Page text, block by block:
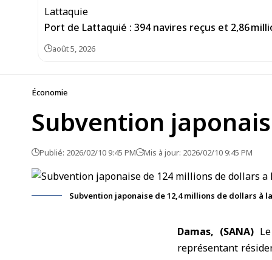
Port de Lattaquié : 394 navires reçus et 2,86
août 5, 2026
Économie
Subvention
Publié: 2026/02/10 9:45 PM Mis à jour: 2026/02/10 9:45 PM
Subvention japonaise de 12,4 millions de dollars à
Damas, (SANA) Le
représentant